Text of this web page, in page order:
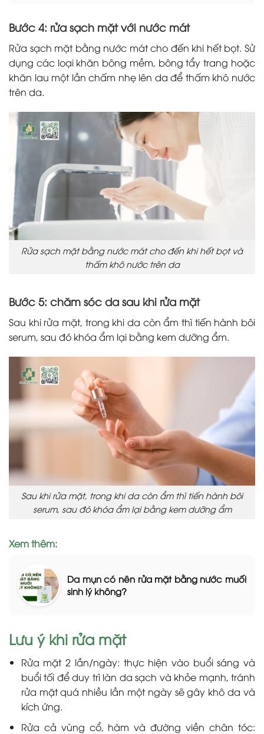
Bước 4: rửa sạch mặt với nước mát
Rửa sạch mặt bằng nước mát cho đến khi hết bọt. Sử
dụng các loại khăn bông mềm, bông tẩy trang hoặc
khăn lau một lần chấm nhẹ lên da để thấm khô nước
trên da.
Rửa sạch mặt bằng nước mát cho đến khi hết bọt và
thấm khô nước trên da
Bước 5: chăm sóc da sau khi rửa mặt
Sau khi rửa mặt, trong khi da còn ẩm thì tiến hành bôi
serum, sau đó khóa ẩm lại bằng kem dưỡng ẩm.
Sau khi rửa mặt, trong khi da còn ẩm thì tiến hành bôi
serum, sau đó khóa ẩm lại bằng kem dưỡng ẩm
Xem thêm:
Da mụn có nên rửa mặt bằng nước muối
sinh lý không?
Lưu ý khi rửa mặt
Rửa mặt 2 lần/ngày: thực hiện vào buổi sáng và
buổi tối để duy trì làn da sạch và khỏe mạnh, tránh
rửa mặt quá nhiều lần một ngày sẽ gây khô da và
kích ứng.
Rửa cả vùng cổ, hàm và đường viền chân tóc: